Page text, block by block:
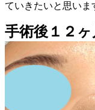
ていきたいと思いま
手術後１２ヶ